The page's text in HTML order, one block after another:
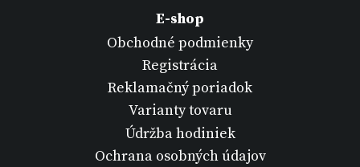
E-shop
Obchodné podmienky
Registrácia
Reklamačný poriadok
Varianty tovaru
Údržba hodiniek
Ochrana osobných údajov